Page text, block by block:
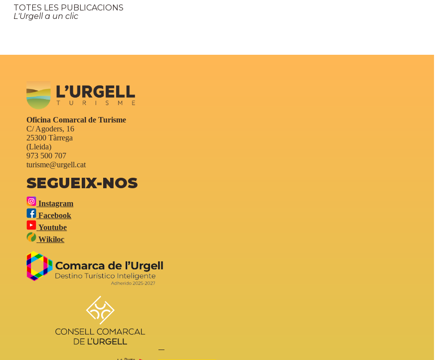
TOTES LES PUBLICACIONS
L'Urgell a un clic
Oficina Comarcal de Turisme
C/ Agoders, 16
25300 Tàrrega
(Lleida)
973 500 707
turisme@urgell.cat
SEGUEIX-NOS
Instagram
Facebook
Youtube
Wikiloc